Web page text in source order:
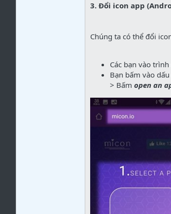
3. Đổi icon app
Chúng ta có thể đổi
Các bạn vào
Bạn bấm vào
> Bấm open an